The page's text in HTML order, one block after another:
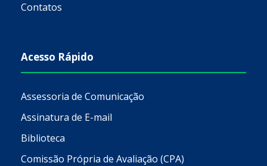
Contatos
Acesso Rápido
Assessoria de Comunicação
Assinatura de E-mail
Biblioteca
Comissão Própria de Avaliação (CPA)